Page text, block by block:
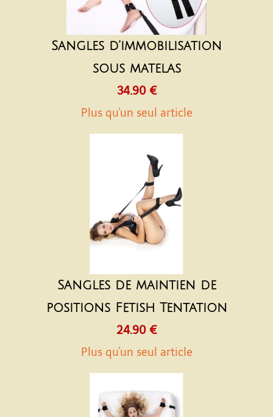
Sangles d’immobilisation
sous matelas
34.90 €
Plus qu'un seul article
Sangles de maintien de
positions Fetish Tentation
24.90 €
Plus qu'un seul article